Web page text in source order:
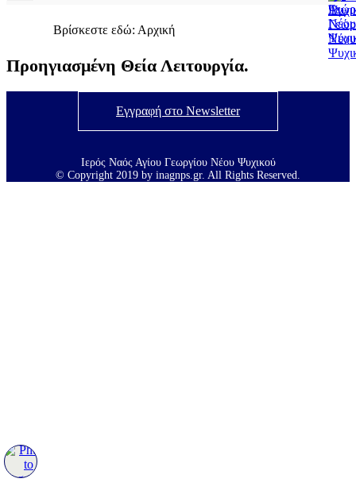
Βρίσκεστε εδώ: Αρχική
Προηγιασμένη Θεία Λειτουργία.
Εγγραφή στο Newsletter
Ιερός Ναός Αγίου Γεωργίου Νέου Ψυχικού
© Copyright 2019 by inagnps.gr. All Rights Reserved.